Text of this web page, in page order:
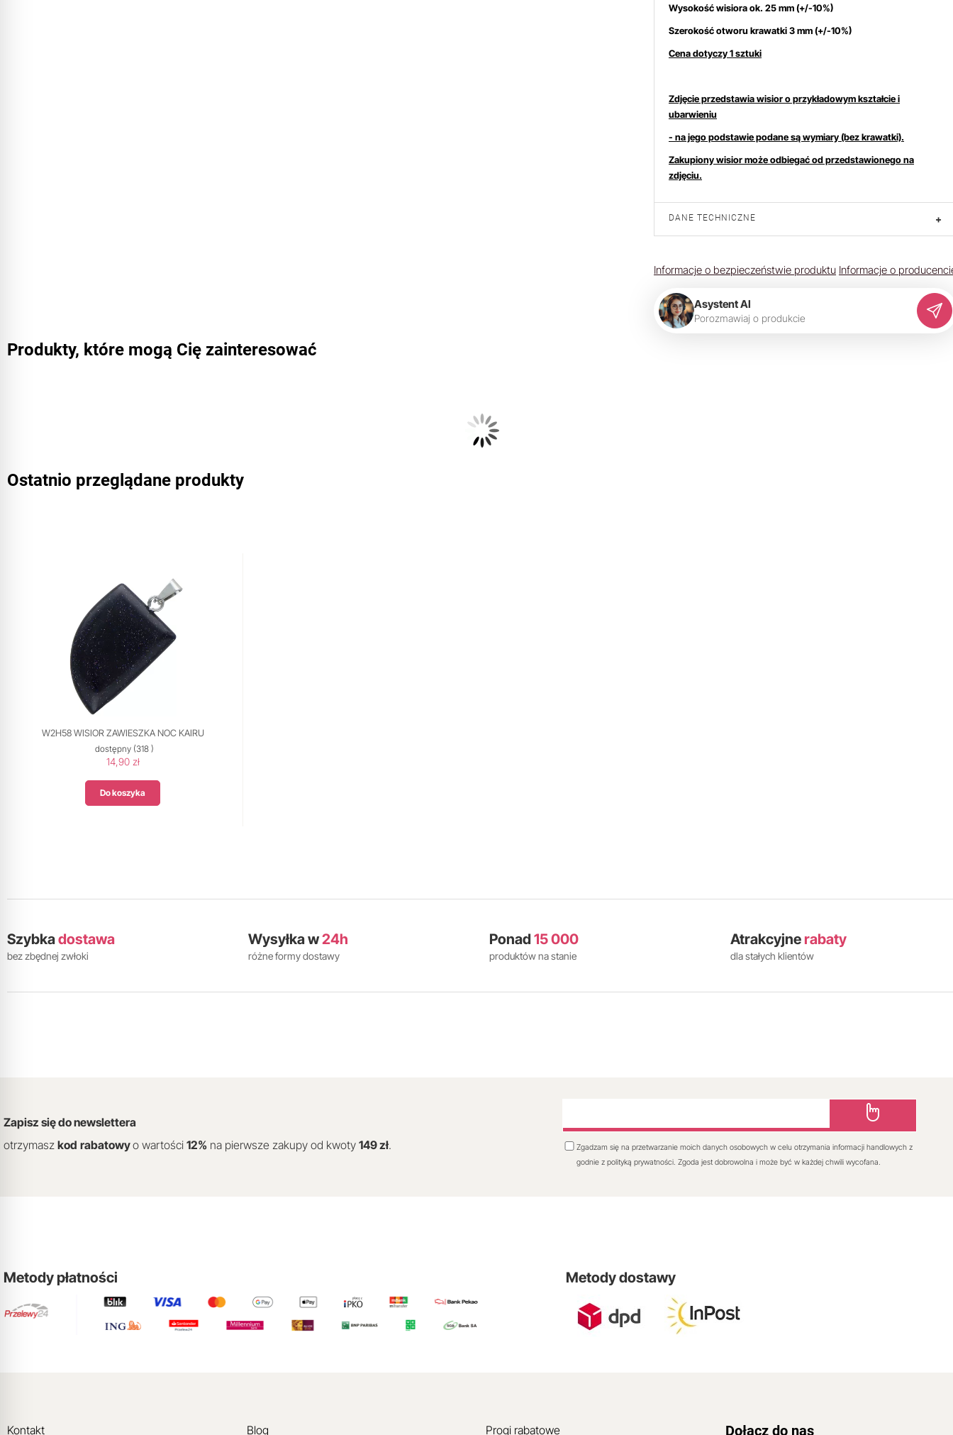
Wysokość wisiora ok. 25mm (+/-10%)
Szerokość otworu krawatki 3 mm (+/-10%)
Cena dotyczy 1 sztuki
Zdjęcie przedstawia wisior o przykładowym kształcie i
ubarwieniu
- na jego podstawie podane są wymiary (bez krawatki).
Zakupiony wisior może odbiegać od przedstawionego na
zdjęciu.
DANE TECHNICZNE +
Informacje o bezpieczeństwie produktu Informacje o
Asystent AI
Porozmawiaj o produkcie
Produkty, które mogą Cię zainteresować
Ostatnio przeglądane produkty
W2H58 WISIOR ZAWIESZKA NOC KAIRU
dostępny (318 )
14,90 zł
Do koszyka
Szybkadostawa
bez zbędnej zwłoki
Wysyłka w24h
różne formy dostawy
Ponad 15 000
produktów na stanie
Atrakcyjne rabaty
dla stałych klientów
Zapisz się do newslettera
otrzymasz kod rabatowyo wartości 12% na pierwsze zakupy od kwoty 149 zł.
Zgadzam się na przetwarzanie moich danych osobowych w celu otrzymania informacji handlowych z
godnie z polityką prywatności. Zgoda jest dobrowolna i może być w każdej chwili wycofana.
Metody płatności Metody dostawy
Kontakt Blog Progi rabatowe Dołącz do nas